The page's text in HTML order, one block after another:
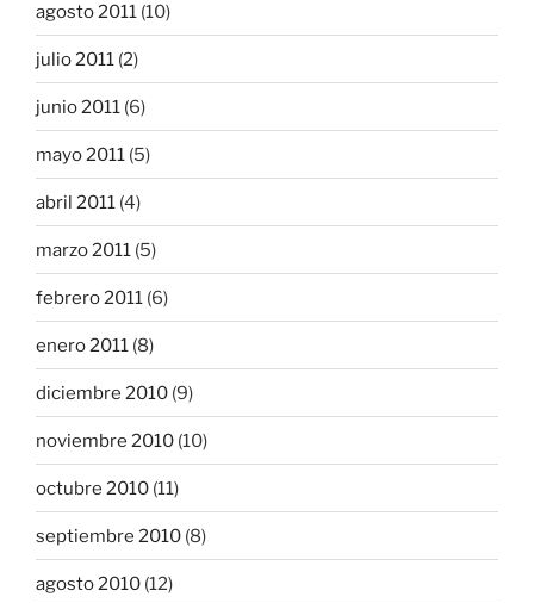
agosto 2011 (10)
julio 2011 (2)
junio 2011 (6)
mayo 2011 (5)
abril 2011 (4)
marzo 2011 (5)
febrero 2011 (6)
enero 2011 (8)
diciembre 2010 (9)
noviembre 2010 (10)
octubre 2010 (11)
septiembre 2010 (8)
agosto 2010 (12)